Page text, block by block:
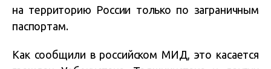
на территорию России только по заграничным
паспортам.
Как сообщили в российском МИД, это касается